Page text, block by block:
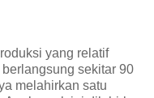
yang relatif
sekitar 90
melahirkan satu